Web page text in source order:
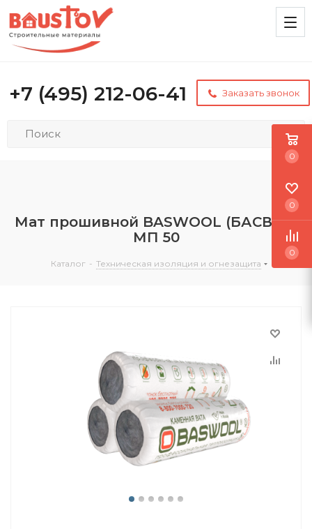
+7 (495) 212-06-41 Заказать звонок
Мат прошивной BASWOOL (БАСВУЛ)
МП 50
Каталог - Техническая изоляция и огнезащита
0
0
0